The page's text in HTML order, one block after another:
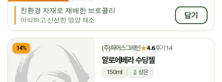
친환경 자재로 재배한 브로콜리
아삭하고 신선한 영양 채소
담기
14% (주)파머스그레인★4.6후기 14
알로에베라 수딩젤
150ml 상온